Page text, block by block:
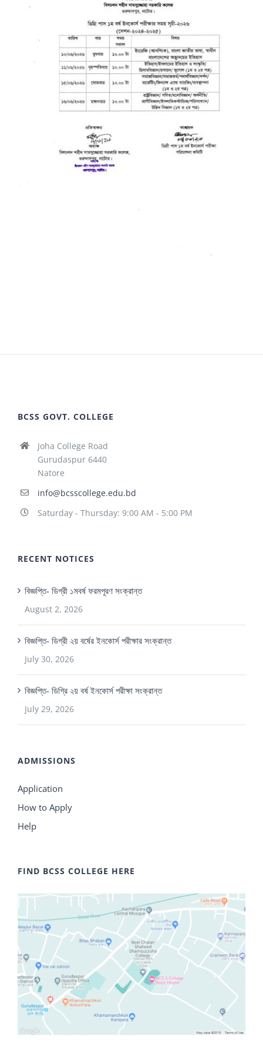
BCSS GOVT. COLLEGE
Joha College Road
Gurudaspur 6440
Natore
info@bcsscollege.edu.bd
Saturday - Thursday: 9:00 AM - 5:00 PM
RECENT NOTICES
বিজ্ঞপ্তি- ডিগ্রী ১মবর্ষ ফরমপূরণ সংক্রান্ত
August 2, 2026
বিজ্ঞপ্তি- ডিগ্রী ২য় বর্ষের ইনকোর্স পরীক্ষার সংক্রান্ত
July 30, 2026
বিজ্ঞপ্তি- ডিগ্রি ২য় বর্ষ ইনকোর্স পরীক্ষা সংক্রান্ত
July 29, 2026
ADMISSIONS
Application
How to Apply
Help
FIND BCSS COLLEGE HERE